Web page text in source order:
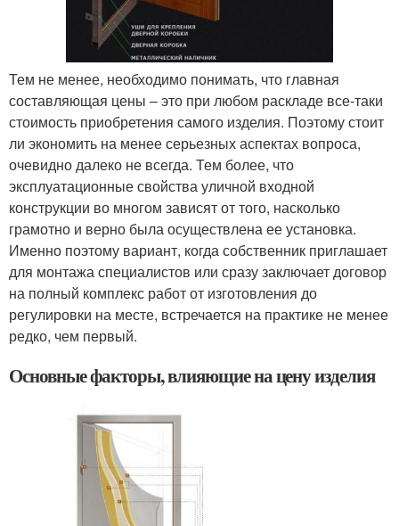
Тем не менее, необходимо понимать, что главная
составляющая цены – это при любом раскладе все-таки
стоимость приобретения самого изделия. Поэтому стоит
ли экономить на менее серьезных аспектах вопроса,
очевидно далеко не всегда. Тем более, что
эксплуатационные свойства уличной входной
конструкции во многом зависят от того, насколько
грамотно и верно была осуществлена ее установка.
Именно поэтому вариант, когда собственник приглашает
для монтажа специалистов или сразу заключает договор
на полный комплекс работ от изготовления до
регулировки на месте, встречается на практике не менее
редко, чем первый.
Основные факторы, влияющие на цену изделия